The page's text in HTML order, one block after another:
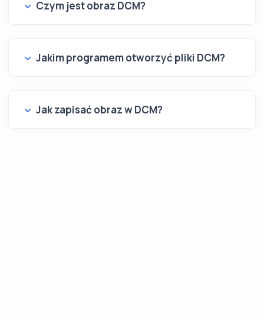
Czym jest obraz DCM?
Jakim programem otworzyć pliki DCM?
Jak zapisać obraz w DCM?